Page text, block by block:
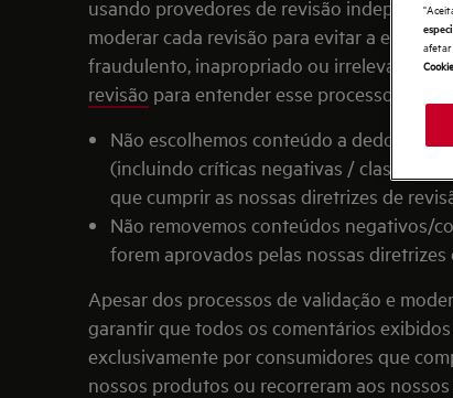
usando provedores de revisão
moderar cada revisão para evitar a
fraudulento, inapropriado ou irrelevante.
revisão para entender esse processo.
Não escolhemos conteúdo a dedo.
(incluindo críticas negativas /
que cumprir as nossas diretrizes de
Não removemos conteúdos negativos/
forem aprovados pelas nossas diretrizes
Apesar dos processos de validação e
garantir que todos os comentários
exclusivamente por consumidores que
nossos produtos ou recorreram aos
afetar